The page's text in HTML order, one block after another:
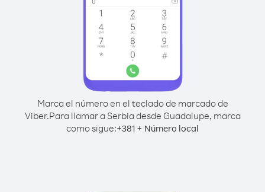
Marca el número en el teclado de marcado de
Viber.Para llamar a Serbia desde Guadalupe, marca
como sigue:+381 + Número local